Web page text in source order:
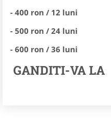
- 400 ron / 12 luni
- 500 ron / 24 luni
- 600 ron / 36 luni
GANDITI-VA LA